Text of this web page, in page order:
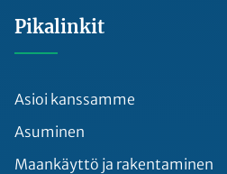
Pikalinkit
Asioi kanssamme
Asuminen
Maankäyttö ja rakentaminen